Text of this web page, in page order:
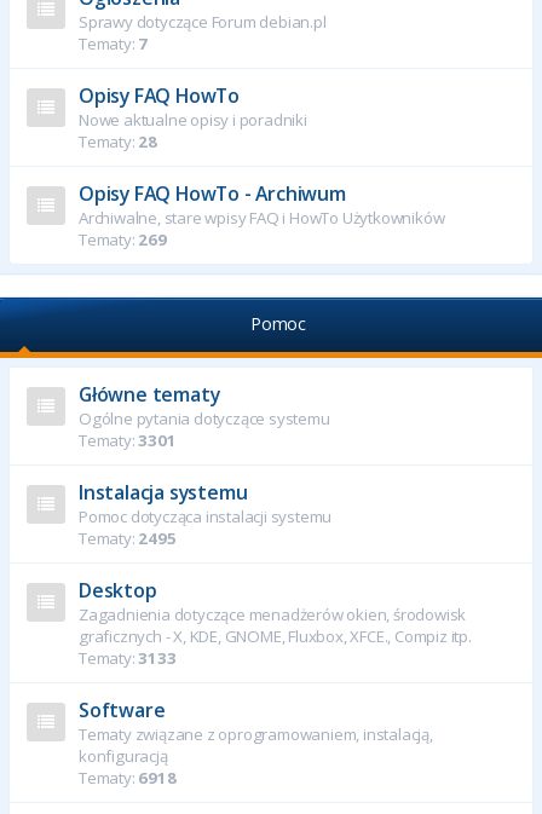
Sprawy dotyczące Forum debian.pl
Tematy: 7
Opisy FAQ HowTo
Nowe aktualne opisy i poradniki
Tematy: 28
Opisy FAQ HowTo - Archiwum
Archiwalne, stare wpisy FAQ i HowTo Użytkowników
Tematy: 269
Pomoc
Główne tematy
Ogólne pytania dotyczące systemu
Tematy:3301
Instalacja systemu
Pomoc dotycząca instalacji systemu
Tematy: 2495
Desktop
Zagadnienia dotyczące menadżerów okien, środowisk
graficznych - X, KDE, GNOME, Fluxbox, XFCE., Compiz itp.
Tematy:3133
Software
Tematy związane z oprogramowaniem, instalacją,
konfiguracją
Tematy: 6918